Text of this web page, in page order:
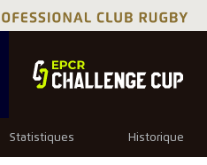
Statistiques Historique
27